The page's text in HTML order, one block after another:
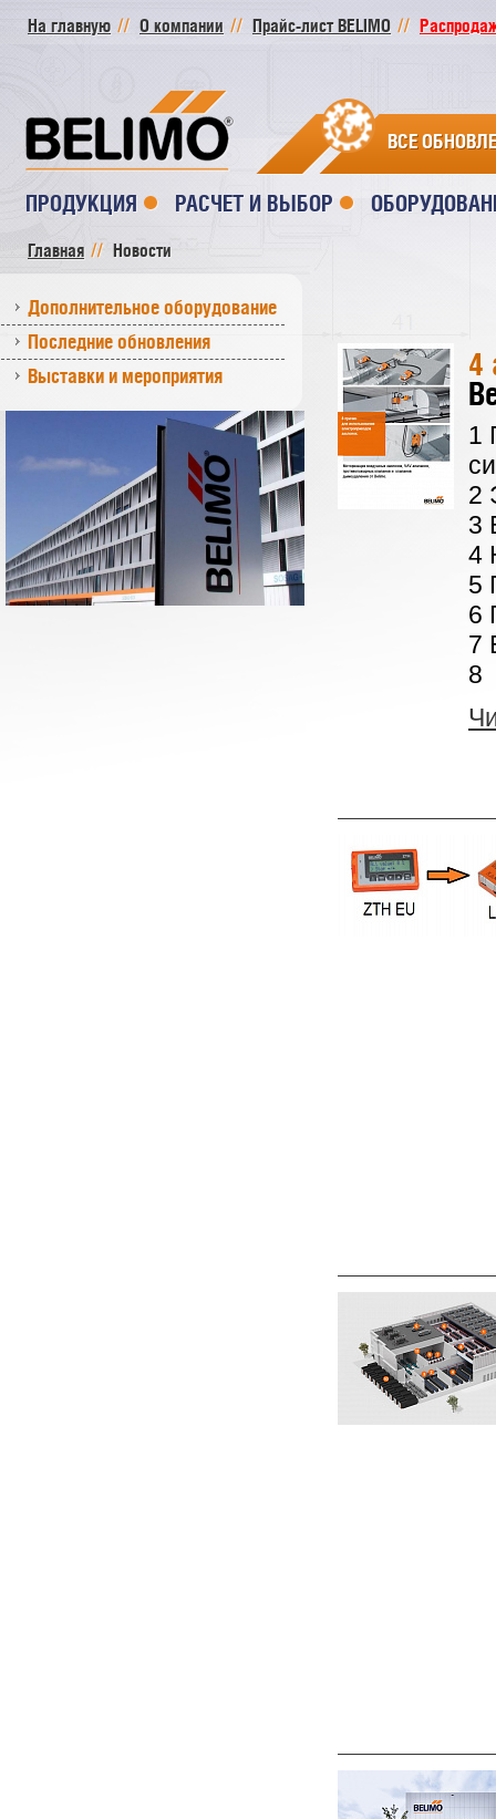
На главную О компании Прайс-лист BELIMO
ВСЕ
ПРОДУКЦИЯ РАСЧЕТ И ВЫБОР
Главная Новости
Дополнительное оборудование
Последние обновления
Выставки и мероприятия
4
1
2
3
4
5
6
7
8